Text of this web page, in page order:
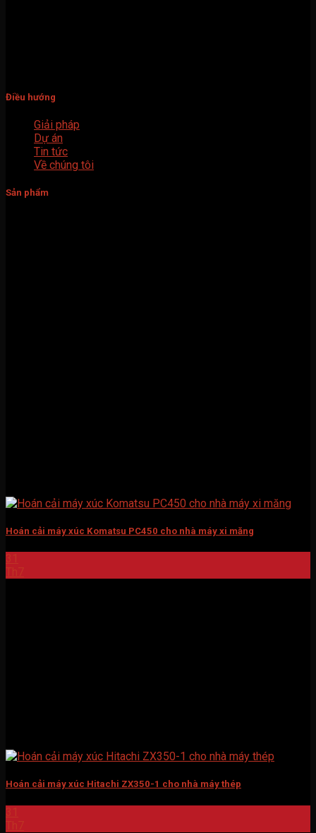
Điều hướng
Giải pháp
Dự án
Tin tức
Về chúng tôi
Sản phẩm
Hoán cải máy xúc Komatsu PC450 cho nhà máy xi măng
31
Th7
Hoán cải máy xúc Hitachi ZX350-1 cho nhà máy thép
31
Th7